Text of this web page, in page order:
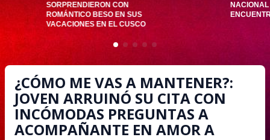
SORPRENDIERON CON
ROMÁNTICO BESO EN SUS
VACACIONES EN EL CUSCO
¿CÓMO ME VAS A MANTENER?:
JOVEN ARRUINÓ SU CITA CON
INCÓMODAS PREGUNTAS A
ACOMPAÑANTE EN AMOR A